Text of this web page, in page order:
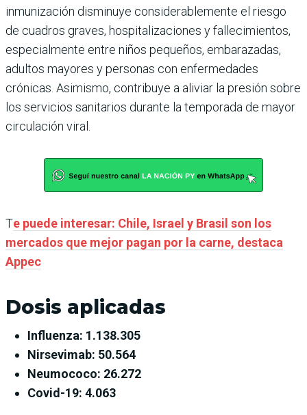
inmunización disminuye considerablemente el riesgo
de cuadros graves, hospitalizaciones y fallecimientos,
especialmente entre niños pequeños, embarazadas,
adultos mayores y personas con enfermedades
crónicas. Asimismo, contribuye a aliviar la presión sobre
los servicios sanitarios durante la temporada de mayor
circulación viral.
Te puede interesar: Chile, Israel y Brasil son los
mercados que mejor pagan por la carne, destaca
Appec
Dosis aplicadas
Influenza: 1.138.305
Nirsevimab: 50.564
Neumococo: 26.272
Covid-19: 4.063